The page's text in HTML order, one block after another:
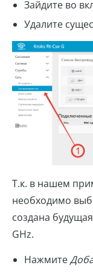
Зайдите во
Удалите
Т.к. в нашем
необходимо
создана
GHz.
Нажмите